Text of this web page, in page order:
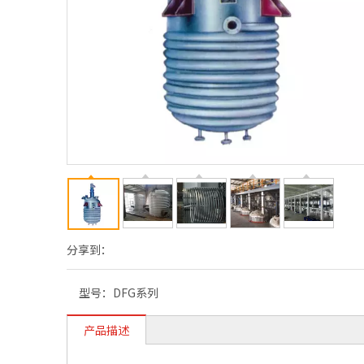
分享到：
型号： DFG系列
产品描述